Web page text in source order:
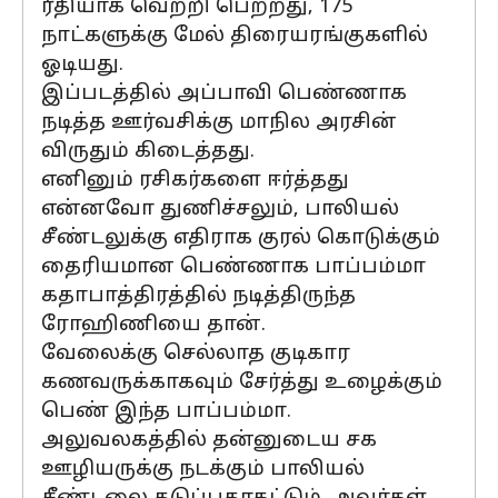
ரீதியாக வெற்றி பெற்றது, 175
நாட்களுக்கு மேல் திரையரங்குகளில்
ஓடியது.
இப்படத்தில் அப்பாவி பெண்ணாக
நடித்த ஊர்வசிக்கு மாநில அரசின்
விருதும் கிடைத்தது.
எனினும் ரசிகர்களை ஈர்த்தது
என்னவோ துணிச்சலும், பாலியல்
சீண்டலுக்கு எதிராக குரல் கொடுக்கும்
தைரியமான பெண்ணாக பாப்பம்மா
கதாபாத்திரத்தில் நடித்திருந்த
ரோஹிணியை தான்.
வேலைக்கு செல்லாத குடிகார
கணவருக்காகவும் சேர்த்து உழைக்கும்
பெண் இந்த பாப்பம்மா.
அலுவலகத்தில் தன்னுடைய சக
ஊழியருக்கு நடக்கும் பாலியல்